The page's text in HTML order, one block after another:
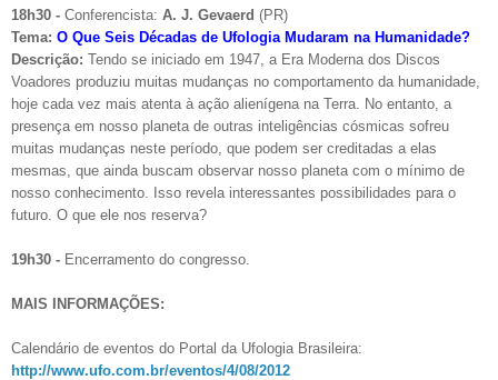
18h30 - Conferencista: A. J. Gevaerd (PR)
Tema: O Que Seis Décadas de Ufologia Mudaram na Humanidade?
Descrição: Tendo se iniciado em 1947, a Era Moderna dos Discos
Voadores produziu muitas mudanças no comportamento da humanidade,
hoje cada vez mais atenta à ação alienígena na Terra. No entanto, a
presença em nosso planeta de outras inteligências cósmicas sofreu
muitas mudanças neste período, que podem ser creditadas a elas
mesmas, que ainda buscam observar nosso planeta com o mínimo de
nosso conhecimento. Isso revela interessantes possibilidades para o
futuro. O que ele nos reserva?
19h30 - Encerramento do congresso.
MAIS INFORMAÇÕES:
Calendário de eventos do Portal da Ufologia Brasileira:
http://www.ufo.com.br/eventos/4/08/2012